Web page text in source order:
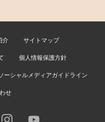
介 サイトマップ
個人情報保護方針
ーシャルメディアガイドライン
せ